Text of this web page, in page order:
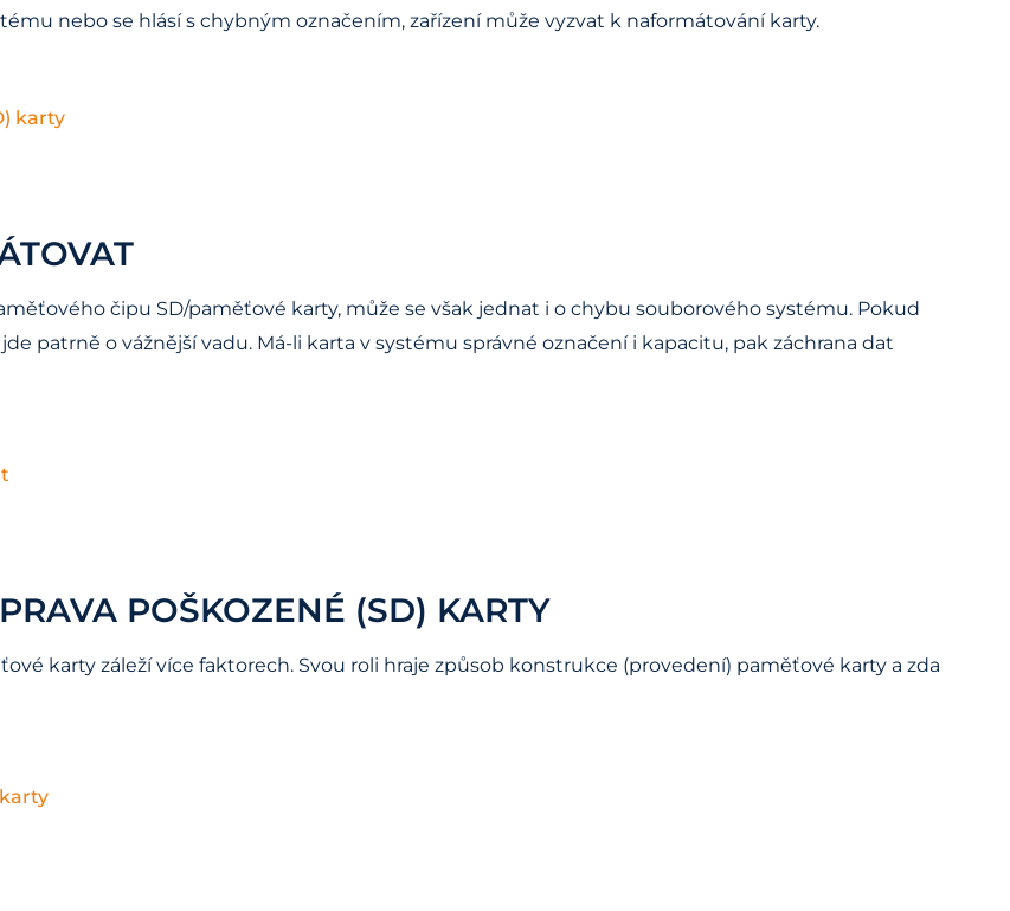
nebo se hlásí s chybným označením, zařízení může vyzvat k naformátování karty.
karty
čipu SD/paměťové karty, může se však jednat i o chybu souborového systému. Pokud
patrně o vážnější vadu. Má-li karta v systému správné označení i kapacitu, pak záchrana dat
POŠKOZENÉ (SD) KARTY
karty záleží více faktorech. Svou roli hraje způsob konstrukce (provedení) paměťové karty a zda